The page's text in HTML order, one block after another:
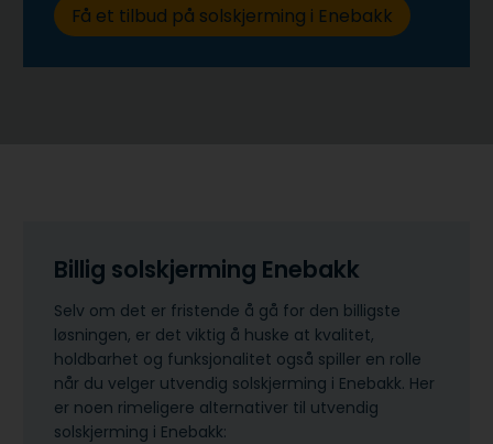
Få et tilbud på solskjerming i Enebakk
Billig solskjerming Enebakk
Selv om det er fristende å gå for den billigste
løsningen, er det viktig å huske at kvalitet,
holdbarhet og funksjonalitet også spiller en rolle
når du velger utvendig solskjerming i Enebakk. Her
er noen rimeligere alternativer til utvendig
solskjerming i Enebakk: